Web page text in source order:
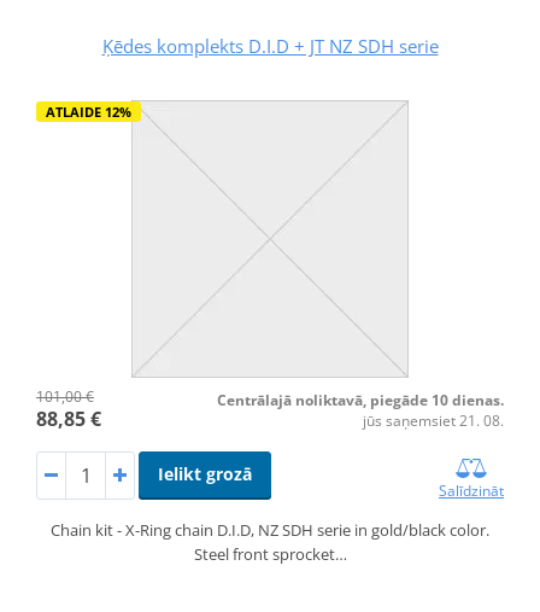
Ķēdes komplekts D.I.D + JT NZ SDH serie
ATLAIDE 12%
101,00 €
88,85 €
Centrālajā noliktavā, piegāde 10 dienas.
jūs saņemsiet 21. 08.
Ielikt grozā
Salīdzināt
Chain kit - X-Ring chain D.I.D, NZ SDH serie in gold/black color.
Steel front sprocket…